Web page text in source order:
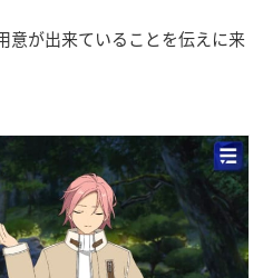
意が出来ていることを伝えに来